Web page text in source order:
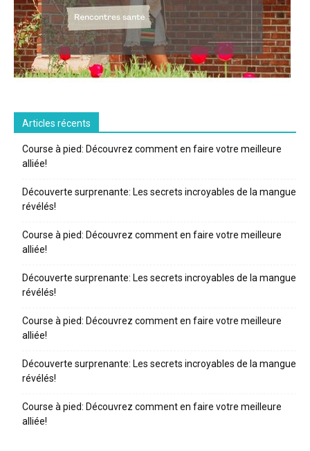
Articles récents
Course à pied: Découvrez comment en faire votre meilleure
alliée!
Découverte surprenante: Les secrets incroyables de la mangue
révélés!
Course à pied: Découvrez comment en faire votre meilleure
alliée!
Découverte surprenante: Les secrets incroyables de la mangue
révélés!
Course à pied: Découvrez comment en faire votre meilleure
alliée!
Découverte surprenante: Les secrets incroyables de la mangue
révélés!
Course à pied: Découvrez comment en faire votre meilleure
alliée!